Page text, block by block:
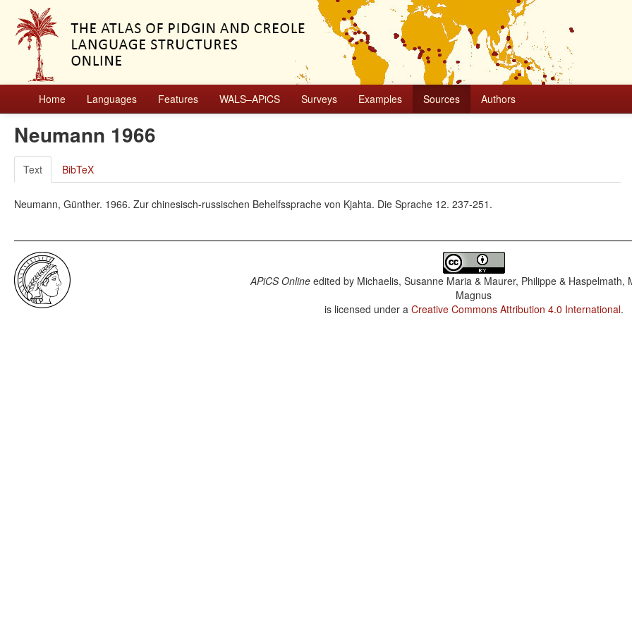
Home Languages Features WALS–APiCS Surveys Examples Sources Authors
Neumann 1966
Text BibTeX
Neumann, Günther. 1966. Zur chinesisch-russischen Behelfssprache von Kjahta. Die Sprache 12. 237-251.
APiCS Onlineedited by Michaelis, Susanne Maria & Maurer, Philippe & Haspelmath,
Magnus
is licensed under a Creative Commons Attribution 4.0 International.